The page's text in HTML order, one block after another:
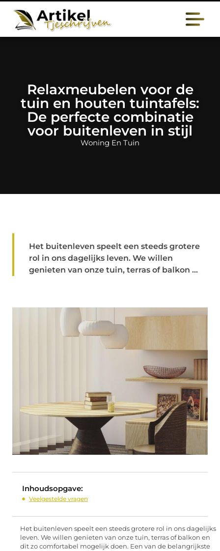
Relaxmeubelen voor de
tuin en houten tuintafels:
De perfecte combinatie
voor buitenleven in stijl
Woning En Tuin
Het buitenleven speelt een steeds grotere
rol in ons dagelijks leven. We willen
genieten van onze tuin, terras of balkon ...
Inhoudsopgave:
Veelgestelde vragen
Het buitenleven speelt een steeds grotere rol in ons dagelijks
leven. We willen genieten van onze tuin, terras of balkon en
dit zo comfortabel mogelijk doen. Een van de belangrijkste